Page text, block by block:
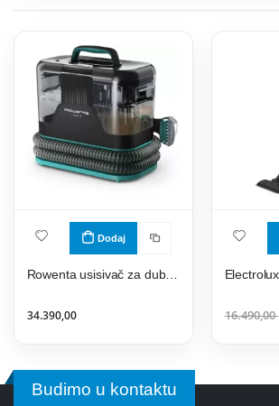
Dodaj
Rowenta usisivač za dubinsko pranje IN5020
34.390,00 16.490,00
Budimo u kontaktu